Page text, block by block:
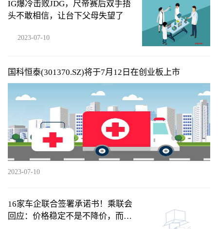
IG爆冷击败JDG，尺帝赛后双手捂
头不敢相信，让台下父母失望了
2023-07-10
国科恒泰(301370.SZ)将于7月12日在创业板上市
2023-07-10
16家车企联合签署承诺书！乘联会
回应：价格稳定不是不降价，而